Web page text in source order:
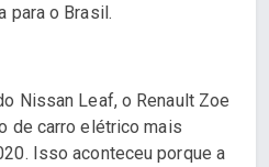
para o Brasil.
Nissan Leaf, o Renault Zoe
de carro elétrico mais
Isso aconteceu porque a